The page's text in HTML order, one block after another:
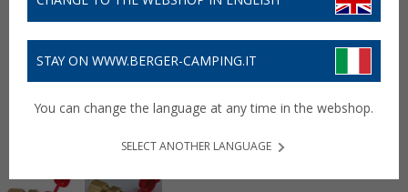
STAY ON WWW.BERGER-CAMPING.IT
You can change the language at any time in the webshop.
SELECT ANOTHER LANGUAGE